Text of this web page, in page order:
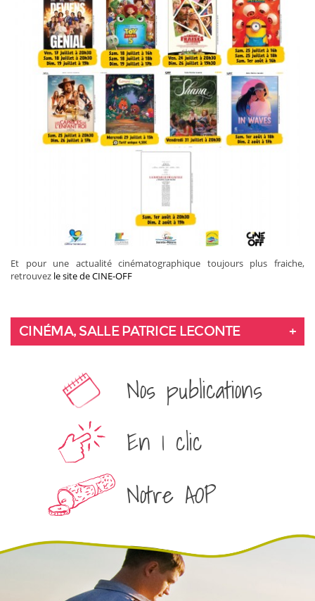
Et pour une actualité cinématographique toujours plus fraiche,
retrouvez le site de CINE-OFF
CINÉMA, SALLE PATRICE LECONTE
Nos publications
En 1 clic
Notre AOP